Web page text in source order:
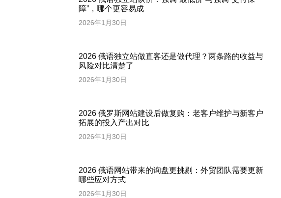
障”，哪个更容易成
2026年1月30日
2026 俄语独立站做直客还是做代理？两条路的收益与
风险对比清楚了
2026年1月30日
2026 俄罗斯网站建设后做复购：老客户维护与新客户
拓展的投入产出对比
2026年1月30日
2026 俄语网站带来的询盘更挑剔：外贸团队需要更新
哪些应对方式
2026年1月30日